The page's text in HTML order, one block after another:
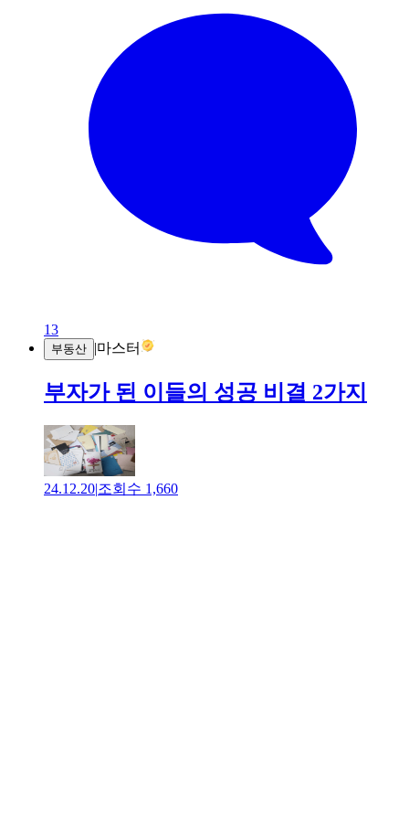
13
부동산 |마스터
부자가 된 이들의 성공 비결 2가지
24.12.20|조회수 1,660